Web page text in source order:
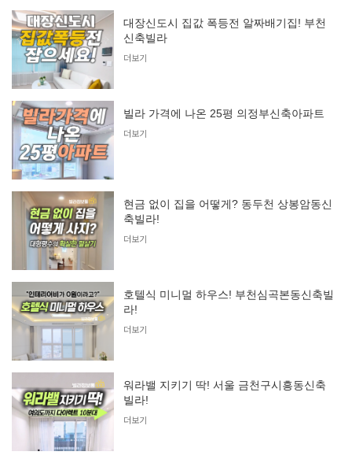
대장신도시 집값 폭등전 알짜배기집! 부천
신축빌라
더보기
빌라 가격에 나온 25평 의정부신축아파트
더보기
현금 없이 집을 어떻게? 동두천 상봉암동신
축빌라!
더보기
호텔식 미니멀 하우스! 부천심곡본동신축빌
라!
더보기
워라밸 지키기 딱! 서울 금천구시흥동신축
빌라!
더보기